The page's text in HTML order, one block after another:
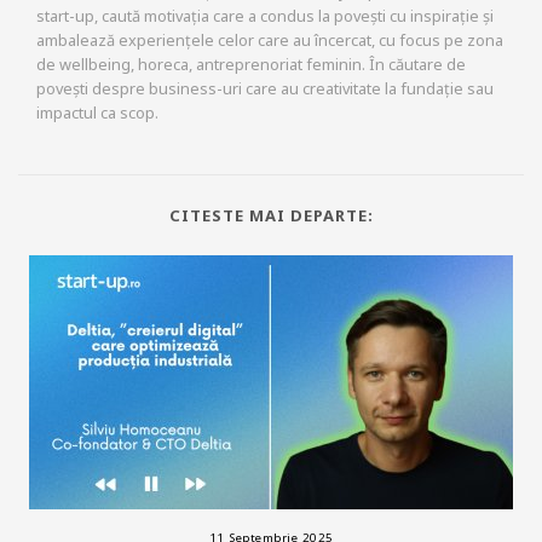
start-up, caută motivația care a condus la povești cu inspirație și
ambalează experiențele celor care au încercat, cu focus pe zona
de wellbeing, horeca, antreprenoriat feminin. În căutare de
povești despre business-uri care au creativitate la fundație sau
impactul ca scop.
CITESTE MAI DEPARTE:
11 Septembrie 2025